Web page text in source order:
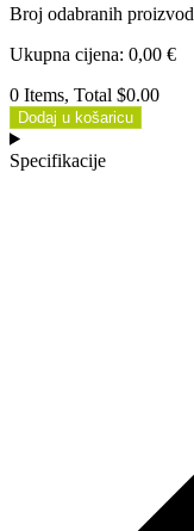
Broj odabranih
Ukupna cijena: 0,00 €
0 Items, Total $0.00
Dodaj u košaricu
Specifikacije